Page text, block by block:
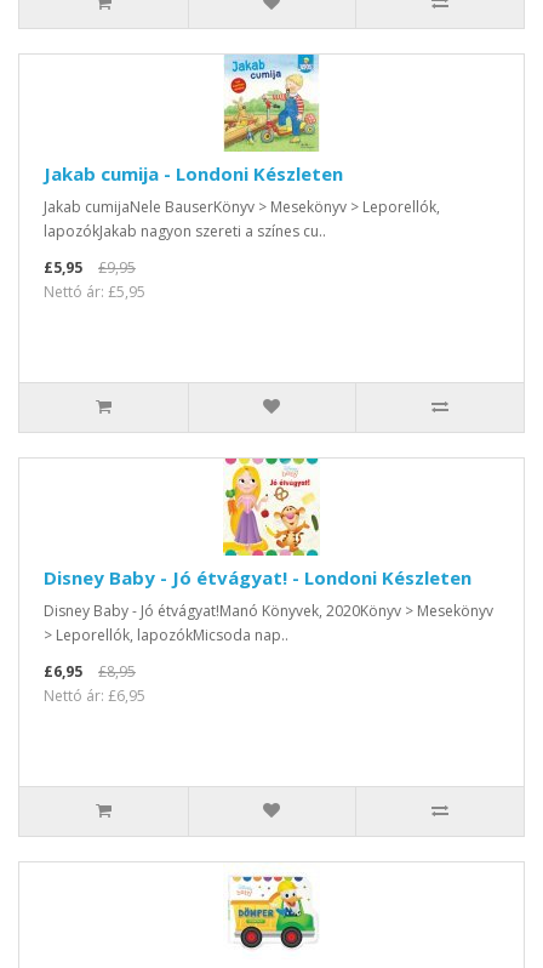
Jakab cumija - Londoni Készleten
Jakab cumijaNele BauserKönyv > Mesekönyv > Leporellók,
lapozókJakab nagyon szereti a színes cu..
£5,95
£9,95
Nettó ár: £5,95
Disney Baby - Jó étvágyat! - Londoni Készleten
Disney Baby - Jó étvágyat!Manó Könyvek, 2020Könyv > Mesekönyv
> Leporellók, lapozókMicsoda nap..
£6,95
£8,95
Nettó ár: £6,95